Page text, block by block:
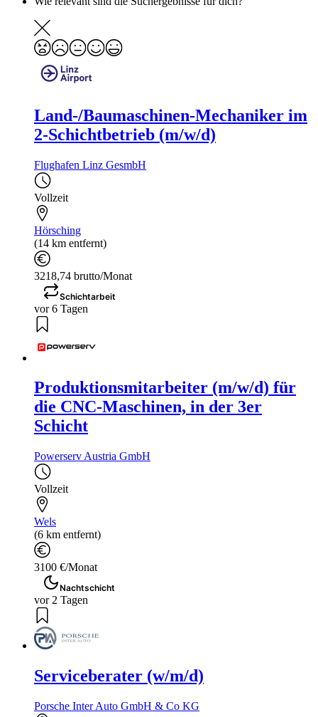
Land-/Baumaschinen-Mechaniker im
2-Schichtbetrieb (m/w/d)
Flughafen Linz GesmbH
Vollzeit
Hörsching
(14 km entfernt)
3218,74 brutto/Monat
Schichtarbeit
vor 6 Tagen
Produktionsmitarbeiter (m/w/d) für
die CNC-Maschinen, in der 3er
Schicht
Powerserv Austria GmbH
Vollzeit
Wels
(6 km entfernt)
3100 €/Monat
Nachtschicht
vor 2 Tagen
Serviceberater (w/m/d)
Porsche Inter Auto GmbH & Co KG